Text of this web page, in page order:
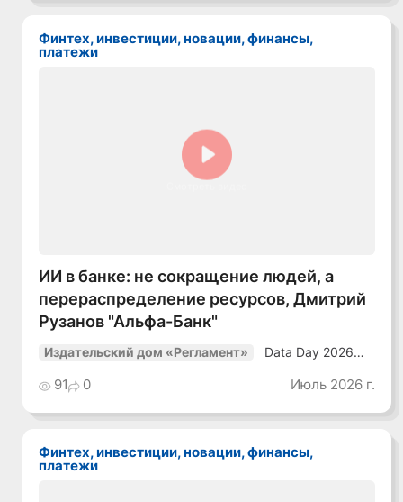
среде»
Финтех, инвестиции, новации, финансы,
платежи
ИИ в банке: не сокращение людей, а
перераспределение ресурсов, Дмитрий
Рузанов "Альфа-Банк"
Издательский дом «Регламент»
Data Day 2026
Как сохранять
уверенный курс
среде»
91 0 Июль 2026 г.
Финтех, инвестиции, новации, финансы,
платежи